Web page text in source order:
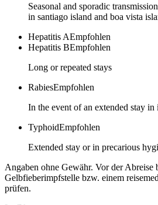
Seasonal and sporadic
in santiago island and boa vista
Hepatitis AEmpfohlen
Hepatitis BEmpfohlen
Long or repeated stays
RabiesEmpfohlen
In the event of an extended stay in
TyphoidEmpfohlen
Extended stay or in precarious
Angaben ohne Gewähr. Vor der Abreise
Gelbfieberimpfstelle bzw. einem
prüfen.